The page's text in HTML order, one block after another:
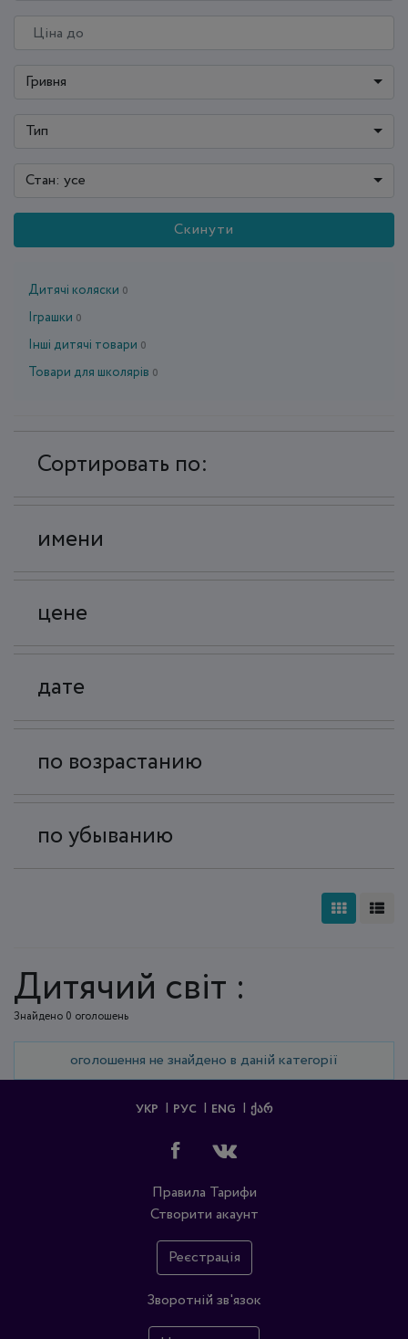
Гривня
Тип
Стан: усе
Скинути
Дитячі коляски 0
Іграшки 0
Інші дитячі товари 0
Товари для школярів 0
Сортировать по:
имени
цене
дате
по возрастанию
по убыванию
Дитячий світ :
Знайдено 0 оголошень
оголошення не знайдено в даній категорії
УКР РУС ENG ᲥᲐᲠ
Правила Тарифи
Створити акаунт
Реєстрація
Зворотній зв'язок